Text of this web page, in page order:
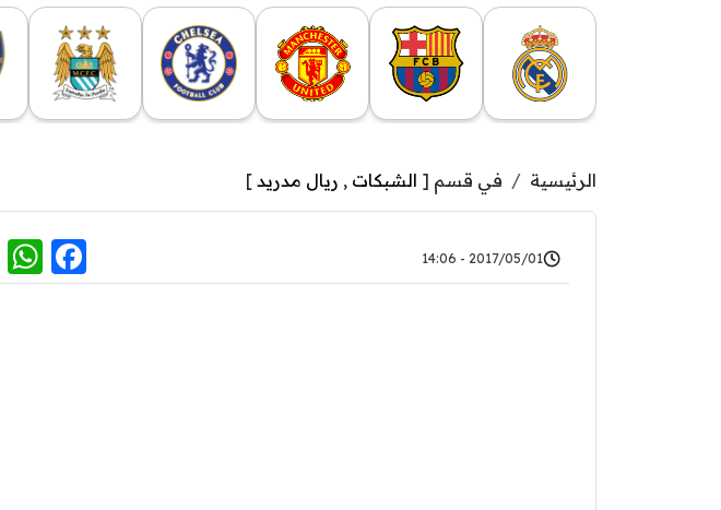
الرئيسية في قسم [ الشبكات , ريال مدريد ]
2017/05/01 - 14:06